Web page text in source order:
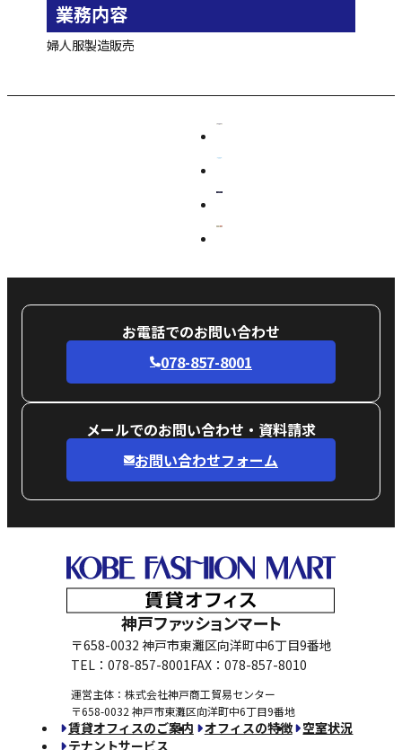
業務内容
婦人服製造販売
お電話でのお問い合わせ
078-857-8001
メールでのお問い合わせ・資料請求
お問い合わせフォーム
神戸ファッションマート
〒658-0032 神戸市東灘区向洋町中6丁目9番地
TEL：078-857-8001FAX：078-857-8010
運営主体：株式会社神戸商工貿易センター
〒658-0032 神戸市東灘区向洋町中6丁目9番地
賃貸オフィスのご案内 オフィスの特徴 空室状況
テナントサービス